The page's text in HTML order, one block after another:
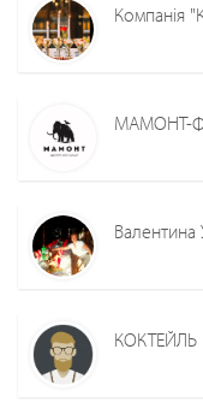
Компанія
МАМОНТ-
Валентина
КОКТЕЙЛЬ